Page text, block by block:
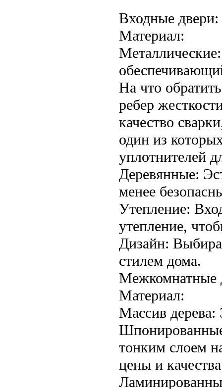
Входные двери:
Материал:
На что
ребер
качество
один из
уплотнителей
Деревянные:
менее
Утепление:
утепление,
Дизайн:
стилем дома.
Межкомнатные
Материал:
Массив
тонким слоем
цены и